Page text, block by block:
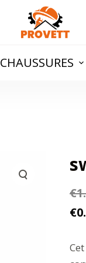
CHAUSSURES
€
€